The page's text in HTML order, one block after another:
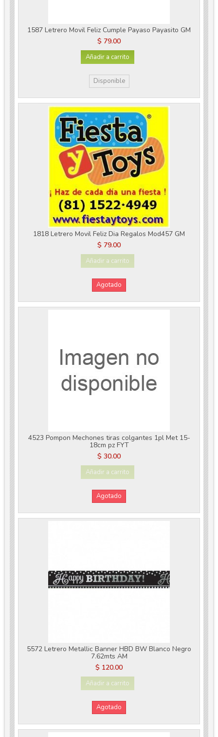
1587 Letrero Movil Feliz Cumple Payaso Payasito GM
$ 79.00
Añadir a carrito
Disponible
1818 Letrero Movil Feliz Dia Regalos Mod457 GM
$ 79.00
Añadir a carrito
Agotado
4523 Pompon Mechones tiras colgantes 1pl Met 15-
18cm pz FYT
$ 30.00
Añadir a carrito
Agotado
5572 Letrero Metallic Banner HBD BW Blanco Negro
7.62mts AM
$ 120.00
Añadir a carrito
Agotado